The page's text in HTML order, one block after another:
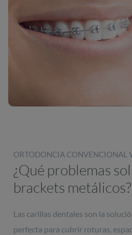
ORTODONCIA CONVENCIONAL
¿Qué problemas
brackets metálicos?
Las carillas dentales son la
perfecta para cubrir roturas,